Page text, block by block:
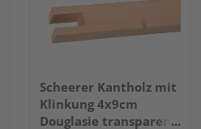
Scheerer Kantholz mit
Klinkung 4x9cm
Douglasie transparent